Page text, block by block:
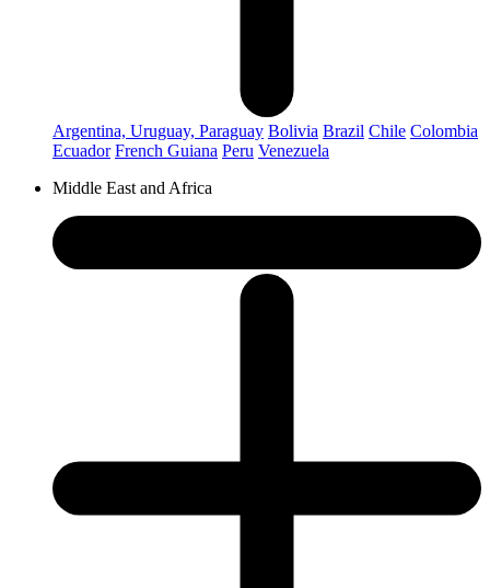
Argentina, Uruguay, Paraguay Bolivia Brazil Chile Colombia
Ecuador French Guiana Peru Venezuela
Middle East and Africa